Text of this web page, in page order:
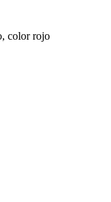
color rojo